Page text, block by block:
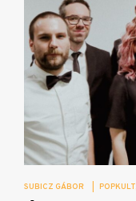
SUBICZ GÁBOR POPKULT